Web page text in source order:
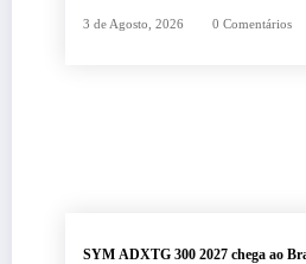
3 de Agosto, 2026 0 Comentários
SYM ADXTG 300 2027 chega ao